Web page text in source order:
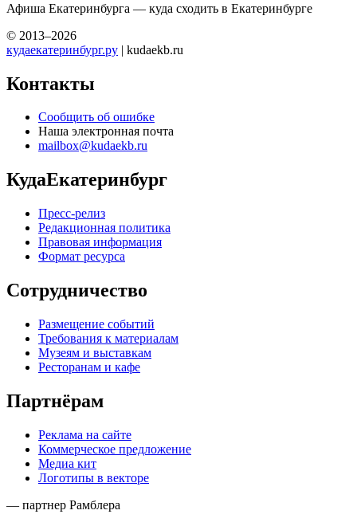
Афиша Екатеринбурга — куда сходить в Екатеринбурге
© 2013–2026
кудаекатеринбург.ру | kudaekb.ru
Контакты
Сообщить об ошибке
Наша электронная почта
mailbox@kudaekb.ru
КудаЕкатеринбург
Пресс-релиз
Редакционная политика
Правовая информация
Формат ресурса
Сотрудничество
Размещение событий
Требования к материалам
Музеям и выставкам
Ресторанам и кафе
Партнёрам
Реклама на сайте
Коммерческое предложение
Медиа кит
Логотипы в векторе
— партнер Рамблера